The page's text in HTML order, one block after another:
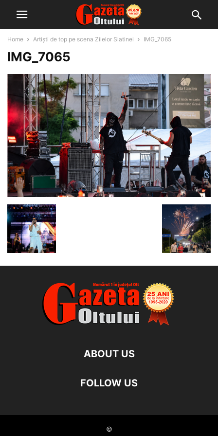
Home Artiști de top pe scena Zilelor Slatinei IMG_7065
IMG_7065
ABOUT US
FOLLOW US
©